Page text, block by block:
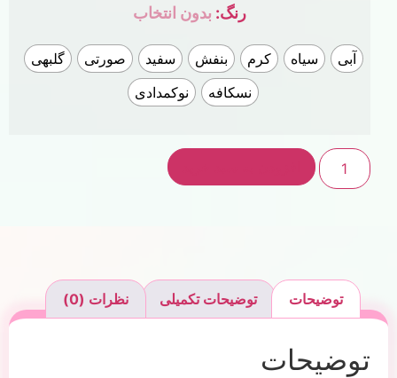
رنگ: بدون انتخاب
آبی سیاه کرم بنفش سفید صورتی
گلبهی
نسکافه
نوکمدادی
توضیحات توضیحات تکمیلی نظرات (0)
توضیحات